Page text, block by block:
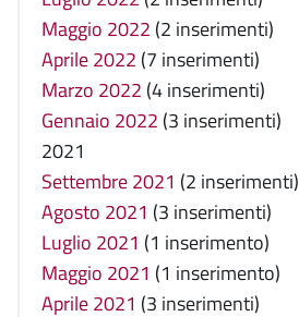
Maggio 2022 (2 inserimenti)
Aprile 2022 (7 inserimenti)
Marzo 2022 (4 inserimenti)
Gennaio 2022 (3 inserimenti)
2021
Settembre 2021 (2 inserimenti)
Agosto 2021 (3 inserimenti)
Luglio 2021 (1 inserimento)
Maggio 2021 (1 inserimento)
Aprile 2021 (3 inserimenti)